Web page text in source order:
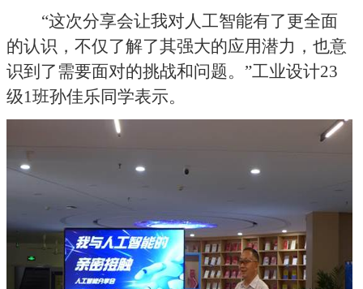
“这次分享会让我对人工智能有了更全面
的认识，不仅了解了其强大的应用潜力，也意
识到了需要面对的挑战和问题。 ”工业设计23
级1班孙佳乐同学表示。